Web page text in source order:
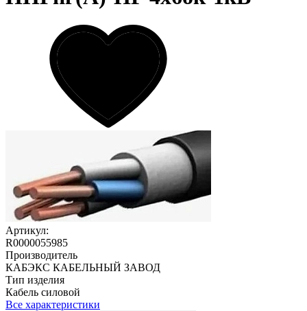
Артикул:
R0000055985
Производитель
КАБЭКС КАБЕЛЬНЫЙ ЗАВОД
Тип изделия
Кабель силовой
Все характеристики